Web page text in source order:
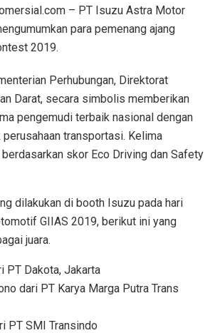
– PT Isuzu Astra Motor
para pemenang ajang
2019.
Perhubungan, Direktorat
Darat, secara simbolis memberikan
pengemudi terbaik nasional dengan
transportasi. Kelima
skor Eco Driving dan Safety
dilakukan di booth Isuzu pada hari
GIIAS 2019, berikut ini yang
juara.
PT Dakota, Jakarta
dari PT Karya Marga Putra Trans
PT SMI Transindo